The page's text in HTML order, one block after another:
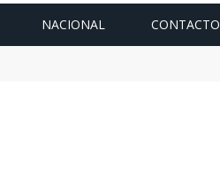
NACIONAL CONTACTO